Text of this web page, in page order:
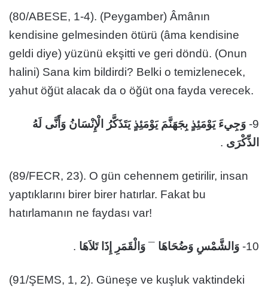
(80/ABESE, 1-4). (Peygamber) Âmânın
kendisine gelmesinden ötürü (âma kendisine
geldi diye) yüzünü ekşitti ve geri döndü. (Onun
halini) Sana kim bildirdi? Belki o temizlenecek,
yahut öğüt alacak da o öğüt ona fayda verecek.
9- وَجِيءَ يَوْمَئِذٍ بِجَهَنَّمَ يَوْمَئِذٍ يَتَذَكَّرُ الْإِنْسَانُ وَأَنَّى لَهُ
الذِّكْرَى .
(89/FECR, 23). O gün cehennem getirilir, insan
yaptıklarını birer birer hatırlar. Fakat bu
hatırlamanın ne faydası var!
10- وَالشَّمْسِ وَضُحَاهَا ¯وَالْقَمَرِ إِذَا تَلاَهَا .
(91/ŞEMS, 1, 2). Güneşe ve kuşluk vaktindeki